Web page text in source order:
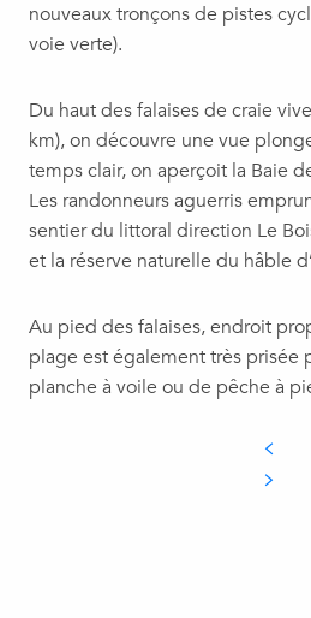
nouveaux tronçons de pistes
voie verte).
Du haut des falaises de craie
km), on découvre une vue
temps clair, on aperçoit la Baie
Les randonneurs aguerris
sentier du littoral direction Le
et la réserve naturelle du hâble
Au pied des falaises, endroit
plage est également très prisée
planche à voile ou de pêche à